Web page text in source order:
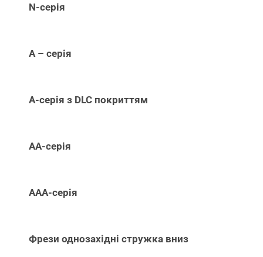
N-серія
А – серія
А-серія з DLC покриттям
АА-серія
ААА-серія
Фрези однозахідні стружка вниз